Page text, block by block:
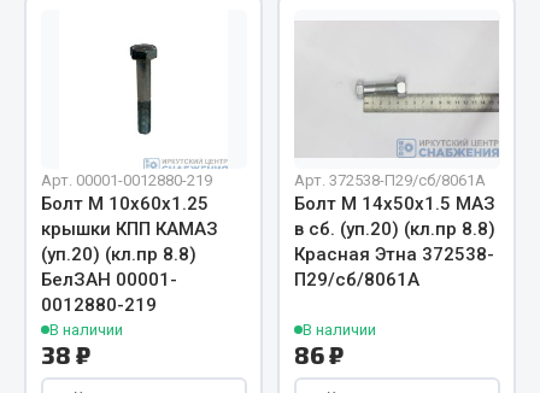
Инструмент
Автомобильный инструмент
Измерительный инструмент
Крепежный инструмент
Режущий инструмент
Силовое оборудование
Слесарный инструмент
Столярный инструмент
Арт. 00001-0012880-219
Болт М 10х60х1.25
крышки КПП КАМАЗ
(уп.20) (кл.пр 8.8)
БелЗАН 00001-
0012880-219
В наличии
38 ₽
Арт. 372538-П29/сб/8061А
Болт М 14х50х1.5 МАЗ
в сб. (уп.20) (кл.пр 8.8)
Красная Этна 372538-
П29/сб/8061А
В наличии
86 ₽